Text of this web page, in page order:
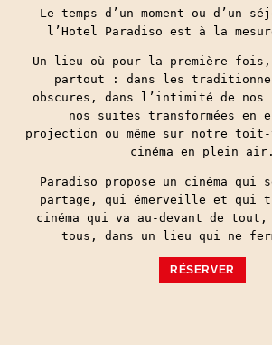
Le temps d’un moment ou d’un
l’Hotel Paradiso est à la
Un lieu où pour la première
partout : dans les
obscures, dans l’intimité de nos
nos suites transformées en
projection ou même sur notre
cinéma en plein air.
Paradiso propose un cinéma
partage, qui émerveille et qui
cinéma qui va au-devant de
tous, dans un lieu qui ne
RÉSERVER